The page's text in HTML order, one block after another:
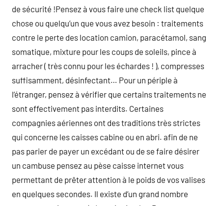
de sécurité !Pensez à vous faire une check list quelque
chose ou quelqu’un que vous avez besoin : traitements
contre le perte des location camion, paracétamol, sang
somatique, mixture pour les coups de soleils, pince à
arracher ( très connu pour les échardes ! ), compresses
suffisamment, désinfectant… Pour un périple à
l’étranger, pensez à vérifier que certains traitements ne
sont effectivement pas interdits. Certaines
compagnies aériennes ont des traditions très strictes
qui concerne les caisses cabine ou en abri. afin de ne
pas parier de payer un excédant ou de se faire désirer
un cambuse pensez au pèse caisse internet vous
permettant de prêter attention à le poids de vos valises
en quelques secondes. Il existe d’un grand nombre